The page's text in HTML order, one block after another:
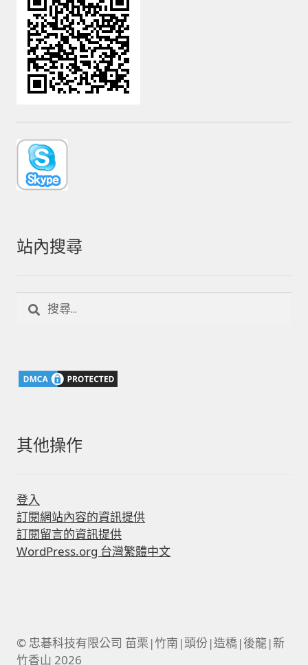
站內搜尋
字:
其他操作
登入
訂閱網站內容的資訊提供
訂閱留言的資訊提供
WordPress.org 台灣繁體中文
© 忠碁科技有限公司 苗栗|竹南|頭份|造橋|後龍|新
竹香山 2026